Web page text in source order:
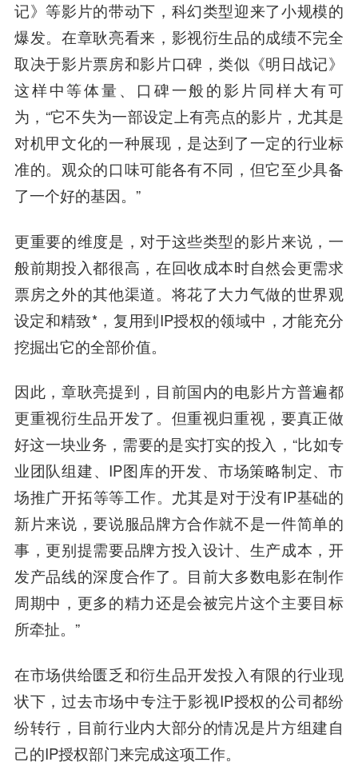
记》等影片的带动下，科幻类型迎来了小规模的
爆发。在章耿亮看来，影视衍生品的成绩不完全
取决于影片票房和影片口碑，类似《明日战记》
这样中等体量、口碑一般的影片同样大有可
为，“它不失为一部设定上有亮点的影片，尤其是
对机甲文化的一种展现，是达到了一定的行业标
准的。观众的口味可能各有不同，但它至少具备
了一个好的基因。”
更重要的维度是，对于这些类型的影片来说，一
般前期投入都很高，在回收成本时自然会更需求
票房之外的其他渠道。将花了大力气做的世界观
设定和精致*，复用到IP授权的领域中，才能充分
挖掘出它的全部价值。
因此，章耿亮提到，目前国内的电影片方普遍都
更重视衍生品开发了。但重视归重视，要真正做
好这一块业务，需要的是实打实的投入，“比如专
业团队组建、IP图库的开发、市场策略制定、市
场推广开拓等等工作。尤其是对于没有IP基础的
新片来说，要说服品牌方合作就不是一件简单的
事，更别提需要品牌方投入设计、生产成本，开
发产品线的深度合作了。目前大多数电影在制作
周期中，更多的精力还是会被完片这个主要目标
所牵扯。”
在市场供给匮乏和衍生品开发投入有限的行业现
状下，过去市场中专注于影视IP授权的公司都纷
纷转行，目前行业内大部分的情况是片方组建自
己的IP授权部门来完成这项工作。